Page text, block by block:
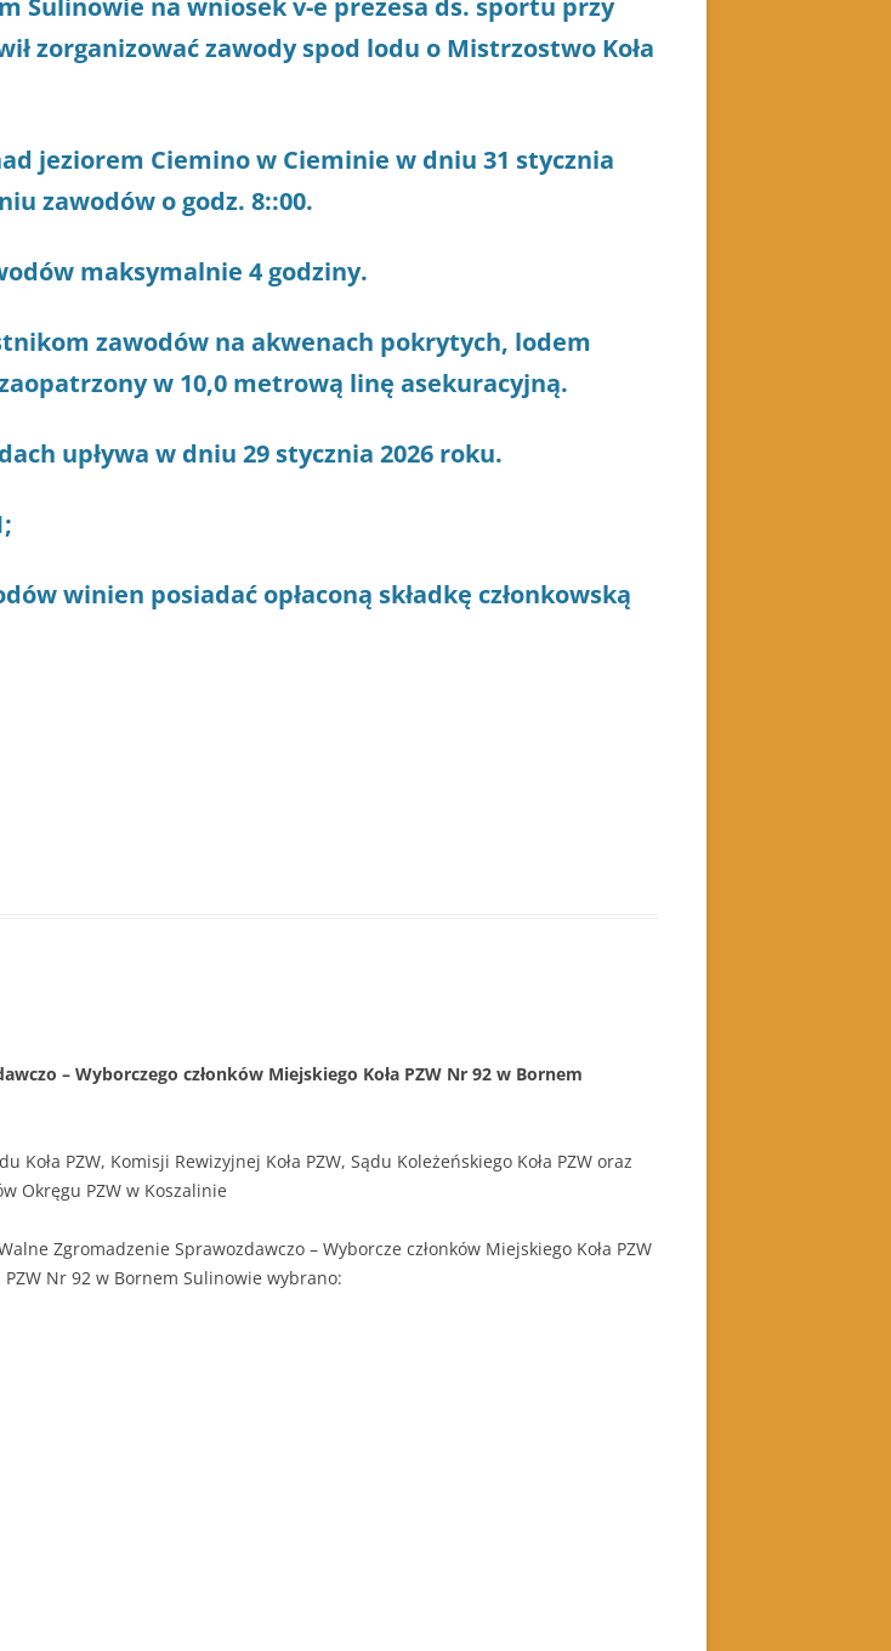
Sulinowie na wniosek v-e prezesa ds. sportu przy
zorganizować zawody spod lodu o Mistrzostwo Koła
jeziorem Ciemino w Cieminie w dniu 31 stycznia
zawodów o godz. 8::00.
maksymalnie 4 godziny.
zawodów na akwenach pokrytych, lodem
w 10,0 metrową linę asekuracyjną.
upływa w dniu 29 stycznia 2026 roku.
winien posiadać opłaconą składkę członkowską
– Wyborczego członków Miejskiego Koła PZW Nr 92 w Bornem
PZW, Komisji Rewizyjnej Koła PZW, Sądu Koleżeńskiego Koła PZW oraz
Okręgu PZW w Koszalinie
Zgromadzenie Sprawozdawczo – Wyborcze członków Miejskiego Koła PZW
Nr 92 w Bornem Sulinowie wybrano: